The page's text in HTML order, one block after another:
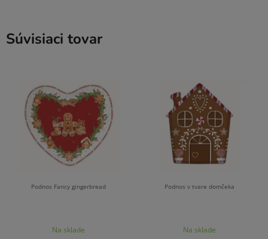
Súvisiaci tovar
Podnos Fancy gingerbread
Na sklade
Podnos v tvare domčeka
Na sklade